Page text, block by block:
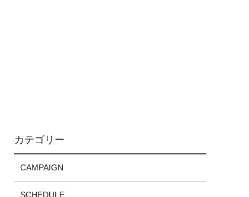
カテゴリー
CAMPAIGN
SCHEDULE